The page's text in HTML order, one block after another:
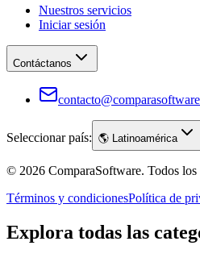
Nuestros servicios
Iniciar sesión
Contáctanos
Seleccionar país: 🌎 Latinoamérica
© 2026 ComparaSoftware. Todos los
Términos y condicionesPolítica de
Explora todas las